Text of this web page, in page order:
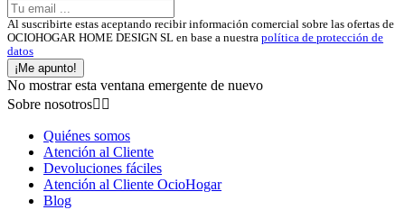
Al suscribirte estas aceptando recibir información comercial sobre las ofertas de
OCIOHOGAR HOME DESIGN SL en base a nuestra política de protección de
datos
¡Me apunto!
No mostrar esta ventana emergente de nuevo
Sobre nosotros 
Quiénes somos
Atención al Cliente
Devoluciones fáciles
Atención al Cliente OcioHogar
Blog